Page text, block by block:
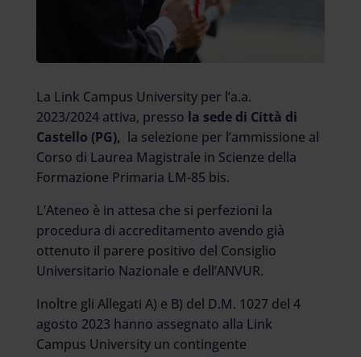
La Link Campus University per l’a.a.
2023/2024 attiva, presso la sede di Città di
Castello (PG), la selezione per l’ammissione al
Corso di Laurea Magistrale in Scienze della
Formazione Primaria LM-85 bis.
L’Ateneo è in attesa che si perfezioni la
procedura di accreditamento avendo già
ottenuto il parere positivo del Consiglio
Universitario Nazionale e dell’ANVUR.
Inoltre gli Allegati A) e B) del D.M. 1027 del 4
agosto 2023 hanno assegnato alla Link
Campus University un contingente